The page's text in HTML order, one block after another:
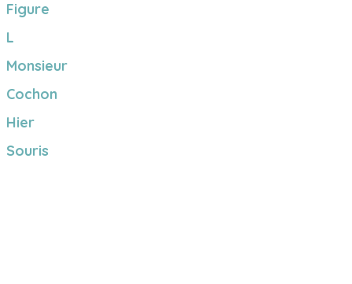
Figure
L
Monsieur
Cochon
Hier
Souris